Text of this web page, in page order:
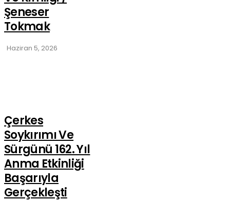
Şeneser
Tokmak
Haziran 5, 2026
Çerkes
Soykırımı Ve
Sürgünü 162. Yıl
Anma Etkinliği
Başarıyla
Gerçekleşti